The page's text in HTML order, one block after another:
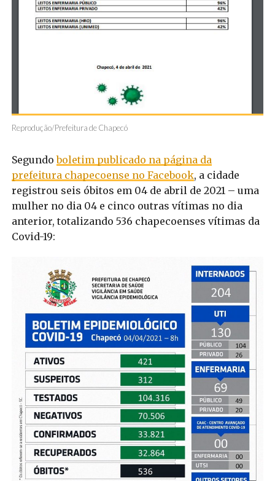
Reprodução/Prefeitura de Chapecó
Segundoboletim publicado na página da
prefeitura chapecoense no Facebook, a cidade
registrou seis óbitos em 04 de abril de 2021 – uma
mulher no dia 04 e cinco outras vítimas no dia
anterior, totalizando 536 chapecoenses vítimas da
Covid-19: